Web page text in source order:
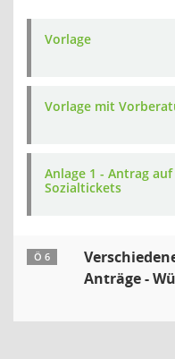
Vorlage
Vorlage mit
Anlage 1 - Antrag
Sozialtickets
Ö 6
Anträge -